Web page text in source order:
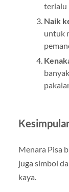
terlalu
Naik
untuk
Menara Pisa
juga simbol
kaya.